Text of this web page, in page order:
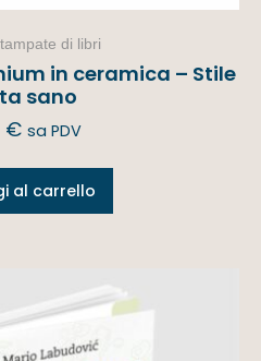
di libri
in ceramica – Stile
sano
€ sa PDV
al carrello